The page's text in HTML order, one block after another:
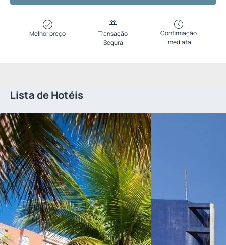
Melhor preço
Transação
Segura
Confirmação
Imediata
Lista de Hotéis